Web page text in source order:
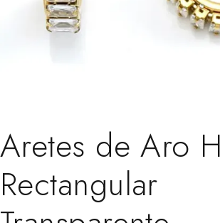
Aretes de Aro
Rectangular